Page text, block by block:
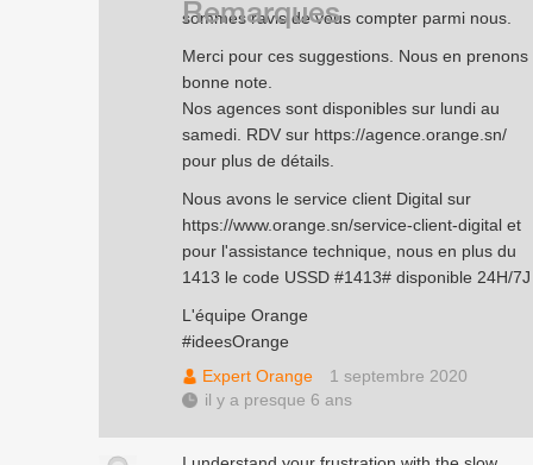
sommes ravis de vous compter parmi nous.
Merci pour ces suggestions. Nous en prenons
bonne note.
Nos agences sont disponibles sur lundi au
samedi. RDV sur https://agence.orange.sn/
pour plus de détails.
Nous avons le service client Digital sur
https://www.orange.sn/service-client-digital et
pour l'assistance technique, nous en plus du
1413 le code USSD #1413# disponible 24H/7J
L'équipe Orange
#ideesOrange
Expert Orange
1 septembre 2020
il y a presque 6 ans
Remarques